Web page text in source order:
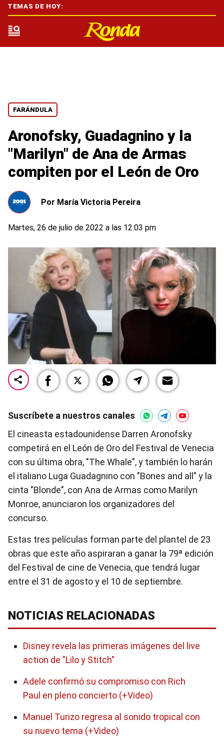
FARÁNDULA
Aronofsky, Guadagnino y la
"Marilyn" de Ana de Armas
compiten por el León de Oro
Por María Victoria Pereira
Martes, 26 de julio de 2022 a las 12:03 pm
Suscríbete a nuestros canales
El cineasta estadounidense Darren Aronofsky
competirá en el León de Oro del Festival de Venecia
con su última obra, "The Whale", y también lo harán
el italiano Luga Guadagnino con "Bones and all" y la
cinta "Blonde", con Ana de Armas como Marilyn
Monroe, anunciaron los organizadores del
concurso.
Estas tres películas forman parte del plantel de 23
obras que este año aspiraran a ganar la 79ª edición
del Festival de cine de Venecia, que tendrá lugar
entre el 31 de agosto y el 10 de septiembre.
NOTICIAS RELACIONADAS
Disney revela las primeras imágenes del live
action de "Lilo y Stitch"
Adele confirmó su compromiso con Rich
Paul en pleno concierto (+Video)
Manuel Turizo regresa al sonido tropical con
su nuevo tema (+Video)
TEMAS DE HOY: